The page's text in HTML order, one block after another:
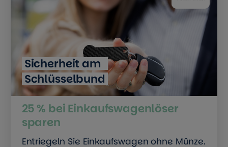
Sicherheit am
Schlüsselbund
25 % bei Einkaufswagenlöser
sparen
Entriegeln Sie Einkaufswagen ohne Münze.